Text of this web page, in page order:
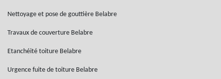
Nettoyage et pose de gouttière Belabre
Travaux de couverture Belabre
Etanchéité toiture Belabre
Urgence fuite de toiture Belabre